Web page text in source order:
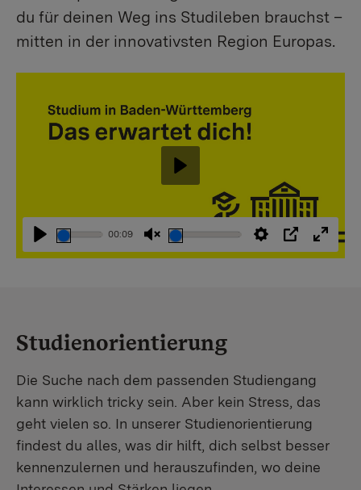
du für deinen Weg ins Studileben brauchst –
mitten in der innovativsten Region Europas.
Abspielen
00:09
StummschaltungEinstellungen
PIP
Abspielen
Studienorientierung
Die Suche nach dem passenden Studiengang
kann wirklich tricky sein. Aber kein Stress, das
geht vielen so. In unserer Studienorientierung
findest du alles, was dir hilft, dich selbst besser
kennenzulernen und herauszufinden, wo deine